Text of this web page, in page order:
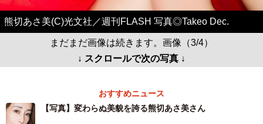
熊切あさ美(C)光文社／週刊FLASH 写真◎Takeo Dec.
まだまだ画像は続きます。画像（3/4）
↓ スクロールで次の写真 ↓
おすすめニュース
【写真】変わらぬ美貌を誇る熊切あさ美さん